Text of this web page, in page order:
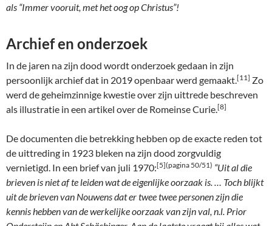
als “Immer vooruit, met het oog op Christus”!
Archief en onderzoek
In de jaren na zijn dood wordt onderzoek gedaan in zijn
persoonlijk archief dat in 2019 openbaar werd gemaakt. [11] Zo
werd de geheimzinnige kwestie over zijn uittrede beschreven
als illustratie in een artikel over de Romeinse Curie. [8]
De documenten die betrekking hebben op de exacte reden tot
de uittreding in 1923 bleken na zijn dood zorgvuldig
vernietigd. In een brief van juli 1970:[5](pagina 50/51) “Uit al die
brieven is niet af te leiden wat de eigenlijke oorzaak is. … Toch blijkt
uit de brieven van Nouwens dat er twee twee personen zijn die
kennis hebben van de werkelijke oorzaak van zijn val, n.l. Prior